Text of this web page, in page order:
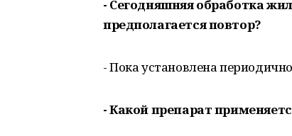
- Сегодняшняя обработка
предполагается повтор?
- Пока установлена
- Какой препарат